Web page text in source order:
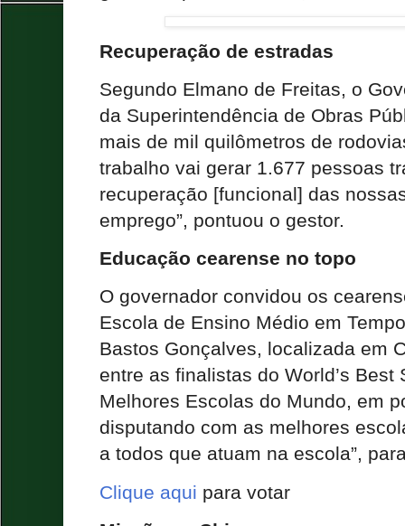
Recuperação de estradas
Segundo Elmano de Freitas, o
da Superintendência de Obras
mais de mil quilômetros de
trabalho vai gerar 1.677 pessoas
recuperação [funcional] das
emprego”, pontuou o gestor.
Educação cearense no topo
O governador convidou os
Escola de Ensino Médio em
Bastos Gonçalves, localizada em
entre as finalistas do World’s Best
Melhores Escolas do Mundo, em
disputando com as melhores
a todos que atuam na escola”,
Clique aqui para votar